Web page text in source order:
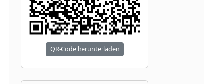
QR-Code herunterladen